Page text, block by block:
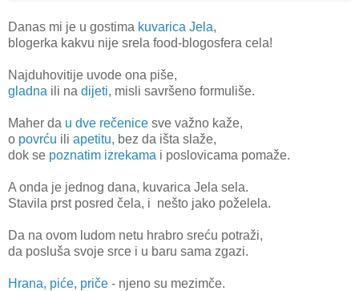
Danas mi je u gostima kuvarica Jela,
blogerka kakvu nije srela food-blogosfera cela!
Najduhovitije uvode ona piše,
gladna ili na dijeti, misli savršeno formuliše.
Maher da u dve rečenice sve važno kaže,
o povrću ili apetitu, bez da išta slaže,
dok se poznatim izrekama i poslovicama pomaže.
A onda je jednog dana, kuvarica Jela sela.
Stavila prst posred čela, i nešto jako poželela.
Da na ovom ludom netu hrabro sreću potraži,
da posluša svoje srce i u baru sama zgazi.
Hrana, piće, priče - njeno su mezimče.